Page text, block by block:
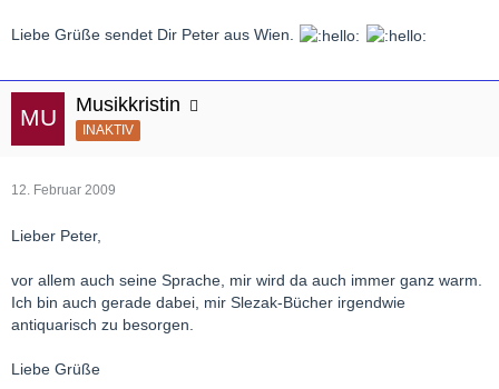
Liebe Grüße sendet Dir Peter aus Wien.
Musikkristin
INAKTIV
12. Februar 2009
Lieber Peter,
vor allem auch seine Sprache, mir wird da auch immer ganz warm.
Ich bin auch gerade dabei, mir Slezak-Bücher irgendwie
antiquarisch zu besorgen.
Liebe Grüße